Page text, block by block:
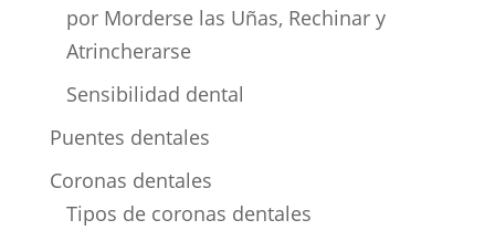
por Morderse las Uñas, Rechinar y
Atrincherarse
Sensibilidad dental
Puentes dentales
Coronas dentales
Tipos de coronas dentales